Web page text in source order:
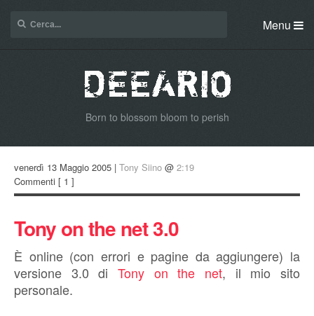
Menu
Born to blossom bloom to perish
venerdì 13 Maggio 2005 | Tony Siino @ 2:19
Commenti [ 1 ]
Tony on the net 3.0
È online (con errori e pagine da aggiungere) la
versione 3.0 di Tony on the net, il mio sito
personale.